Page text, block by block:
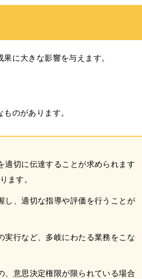
に大きな影響を与えます。
のがあります。
適切に伝達することが求められます
ます。
、適切な指導や評価を行うことが
行など、多岐にわたる業務をこな
意思決定権限が限られている場合